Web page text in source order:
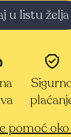
u listu želja
pomoć